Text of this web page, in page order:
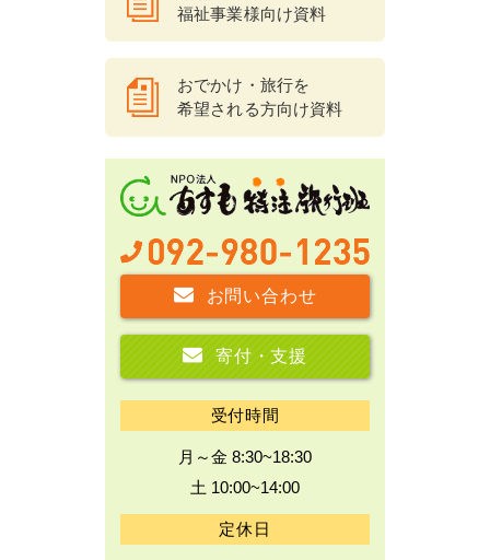
福祉事業様向け資料
おでかけ・旅行を
希望される方向け資料
お問い合わせ
寄付・支援
受付時間
月～金 8:30~18:30
土 10:00~14:00
定休日